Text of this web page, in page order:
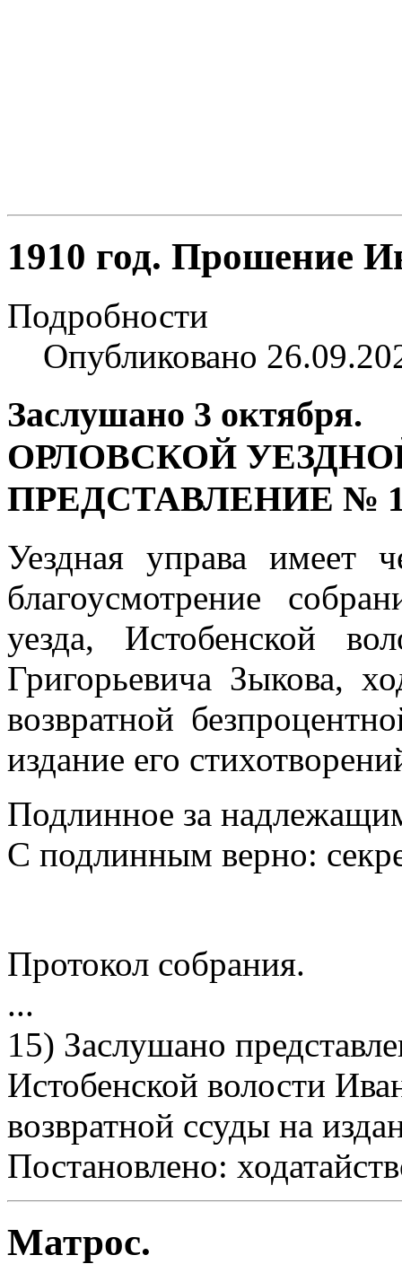
1910 год. Прошение
Подробности
Опубликовано
Заслушано 3 октября.
ОРЛОВСКОЙ
ПРЕДСТАВЛЕНИЕ №
Уездная управа имеет
благоусмотрение
уезда, Истобенской
Григорьевича Зыкова,
возвратной
издание его
Подлинное за
С подлинным верно:
Протокол собрания.
...
15) Заслушано
Истобенской волости
возвратной ссуды на
Постановлено:
Матрос.